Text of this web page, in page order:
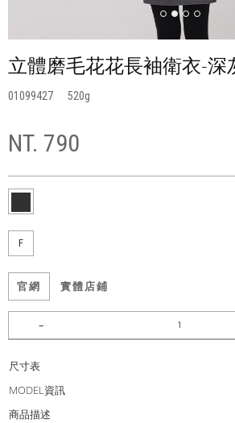
立體磨毛花花長袖衛衣-深
01099427 520
NT. 790
F
官網 實體店鋪
尺寸表
MODEL資訊
商品描述